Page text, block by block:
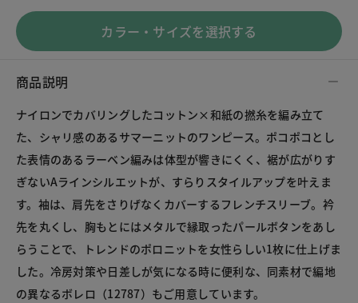
カラー・サイズを選択する
商品説明
ナイロンでカバリングしたコットン×和紙の撚糸を編み立て
た、シャリ感のあるサマーニットのワンピース。ポコポコとし
た表情のあるラーベン編みは体型が響きにくく、裾が広がりす
ぎないAラインシルエットが、すらりスタイルアップを叶えま
す。袖は、肩先をさりげなくカバーするフレンチスリーブ。衿
先を丸くし、胸もとにはメタルで縁取ったパールボタンをあし
らうことで、トレンドのポロニットを女性らしい1枚に仕上げま
した。冷房対策や日差しが気になる時に便利な、同素材で編地
の異なるボレロ（12787）もご用意しています。